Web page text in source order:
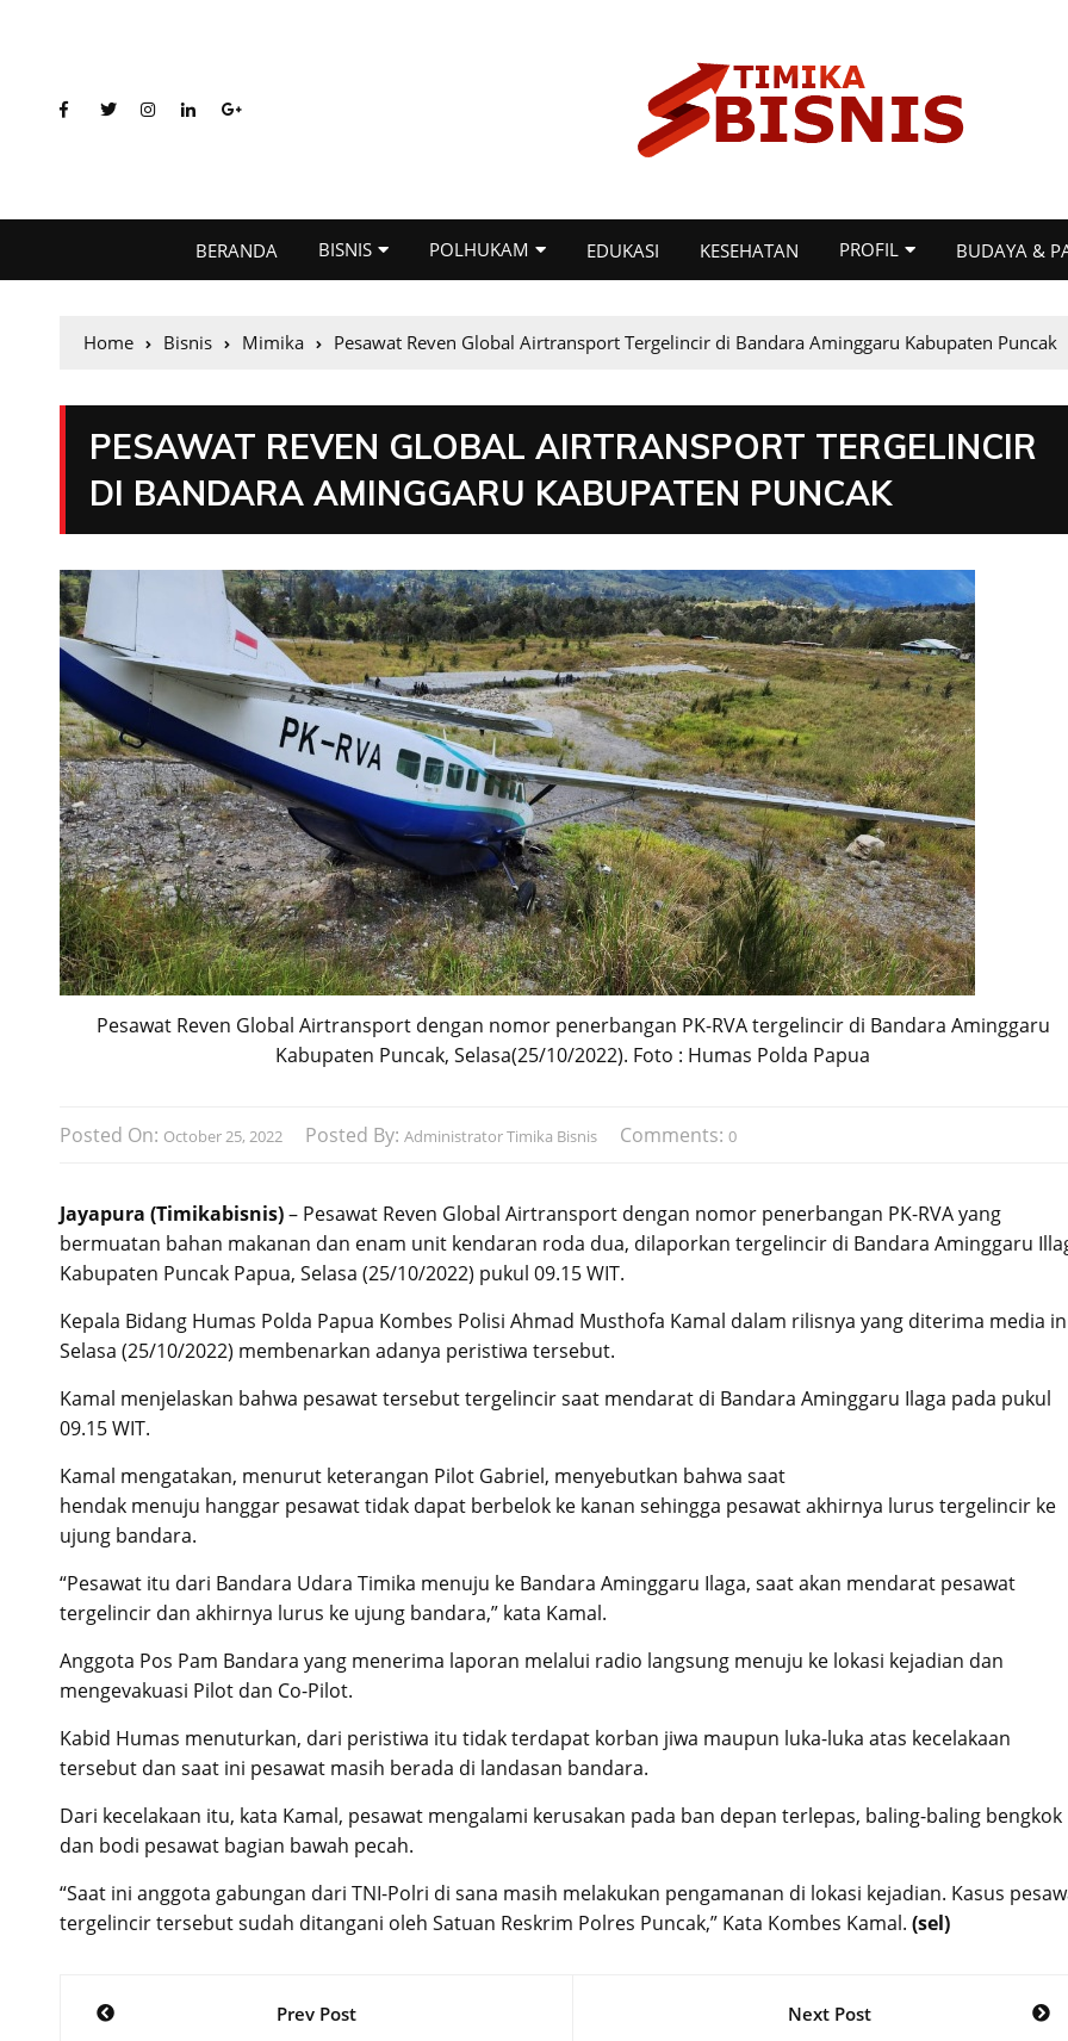
BERANDA BISNIS POLHUKAM EDUKASI KESEHATAN PROFIL BUDAYA &
Home Bisnis Mimika Pesawat Reven Global Airtransport Tergelincir di Bandara Aminggaru Kabupaten Puncak
PESAWAT REVEN GLOBAL AIRTRANSPORT TERGELINCIR
DI BANDARA AMINGGARU KABUPATEN PUNCAK
Pesawat Reven Global Airtransport dengan nomor penerbangan PK-RVA tergelincir di Bandara Aminggaru
Kabupaten Puncak, Selasa(25/10/2022). Foto : Humas Polda Papua
Posted On: October 25, 2022 Posted By: Administrator Timika Bisnis Comments: 0
Jayapura (Timikabisnis)– Pesawat Reven Global Airtransport dengan nomor penerbangan PK-RVA yang
bermuatan bahan makanan dan enam unit kendaran roda dua, dilaporkan tergelincir di Bandara Aminggaru
Kabupaten Puncak Papua, Selasa (25/10/2022) pukul 09.15 WIT.
Kepala Bidang Humas Polda Papua Kombes Polisi Ahmad Musthofa Kamal dalam rilisnya yang diterima media
Selasa (25/10/2022) membenarkan adanya peristiwa tersebut.
Kamal menjelaskan bahwa pesawat tersebut tergelincir saat mendarat di Bandara Aminggaru Ilaga pada pukul
09.15 WIT.
Kamal mengatakan, menurut keterangan Pilot Gabriel, menyebutkan bahwa saat
hendak menuju hanggar pesawat tidak dapat berbelok ke kanan sehingga pesawat akhirnya lurus tergelincir ke
ujung bandara.
“Pesawat itu dari Bandara Udara Timika menuju ke Bandara Aminggaru Ilaga, saat akan mendarat pesawat
tergelincir dan akhirnya lurus ke ujung bandara,” kata Kamal.
Anggota Pos Pam Bandara yang menerima laporan melalui radio langsung menuju ke lokasi kejadian dan
mengevakuasi Pilot dan Co-Pilot.
Kabid Humas menuturkan, dari peristiwa itu tidak terdapat korban jiwa maupun luka-luka atas kecelakaan
tersebut dan saat ini pesawat masih berada di landasan bandara.
Dari kecelakaan itu, kata Kamal, pesawat mengalami kerusakan pada ban depan terlepas, baling-baling bengkok
dan bodi pesawat bagian bawah pecah.
“Saat ini anggota gabungan dari TNI-Polri di sana masih melakukan pengamanan di lokasi kejadian. Kasus
tergelincir tersebut sudah ditangani oleh Satuan Reskrim Polres Puncak,” Kata Kombes Kamal. (sel)
Post
Prev Post Next Post